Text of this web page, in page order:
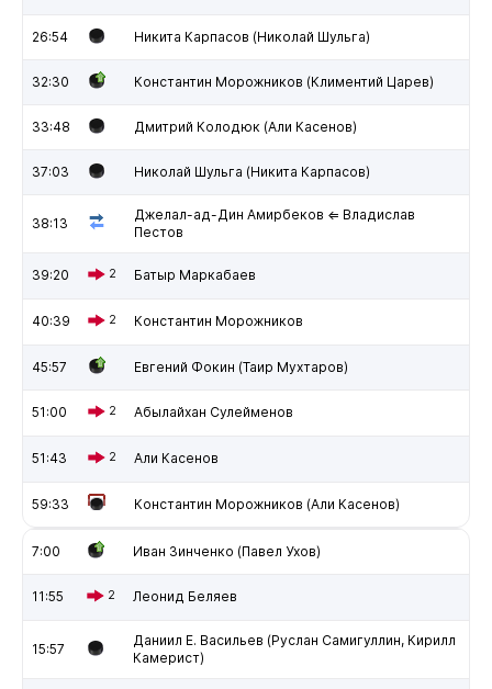
26:54 Никита Карпасов (Николай Шульга)
32:30 Константин Морожников (Климентий Царев)
33:48 Дмитрий Колодюк (Али Касенов)
37:03 Николай Шульга (Никита Карпасов)
38:13
Джелал-ад-Дин Амирбеков ⇐ Владислав
Пестов
39:20 2 Батыр Маркабаев
40:39 2 Константин Морожников
45:57 Евгений Фокин (Таир Мухтаров)
51:00 2 Абылайхан Сулейменов
51:43 2 Али Касенов
59:33 Константин Морожников (Али Касенов)
7:00 Иван Зинченко (Павел Ухов)
11:55 2 Леонид Беляев
15:57
Даниил Е. Васильев (Руслан Самигуллин, Кирилл
Камерист)